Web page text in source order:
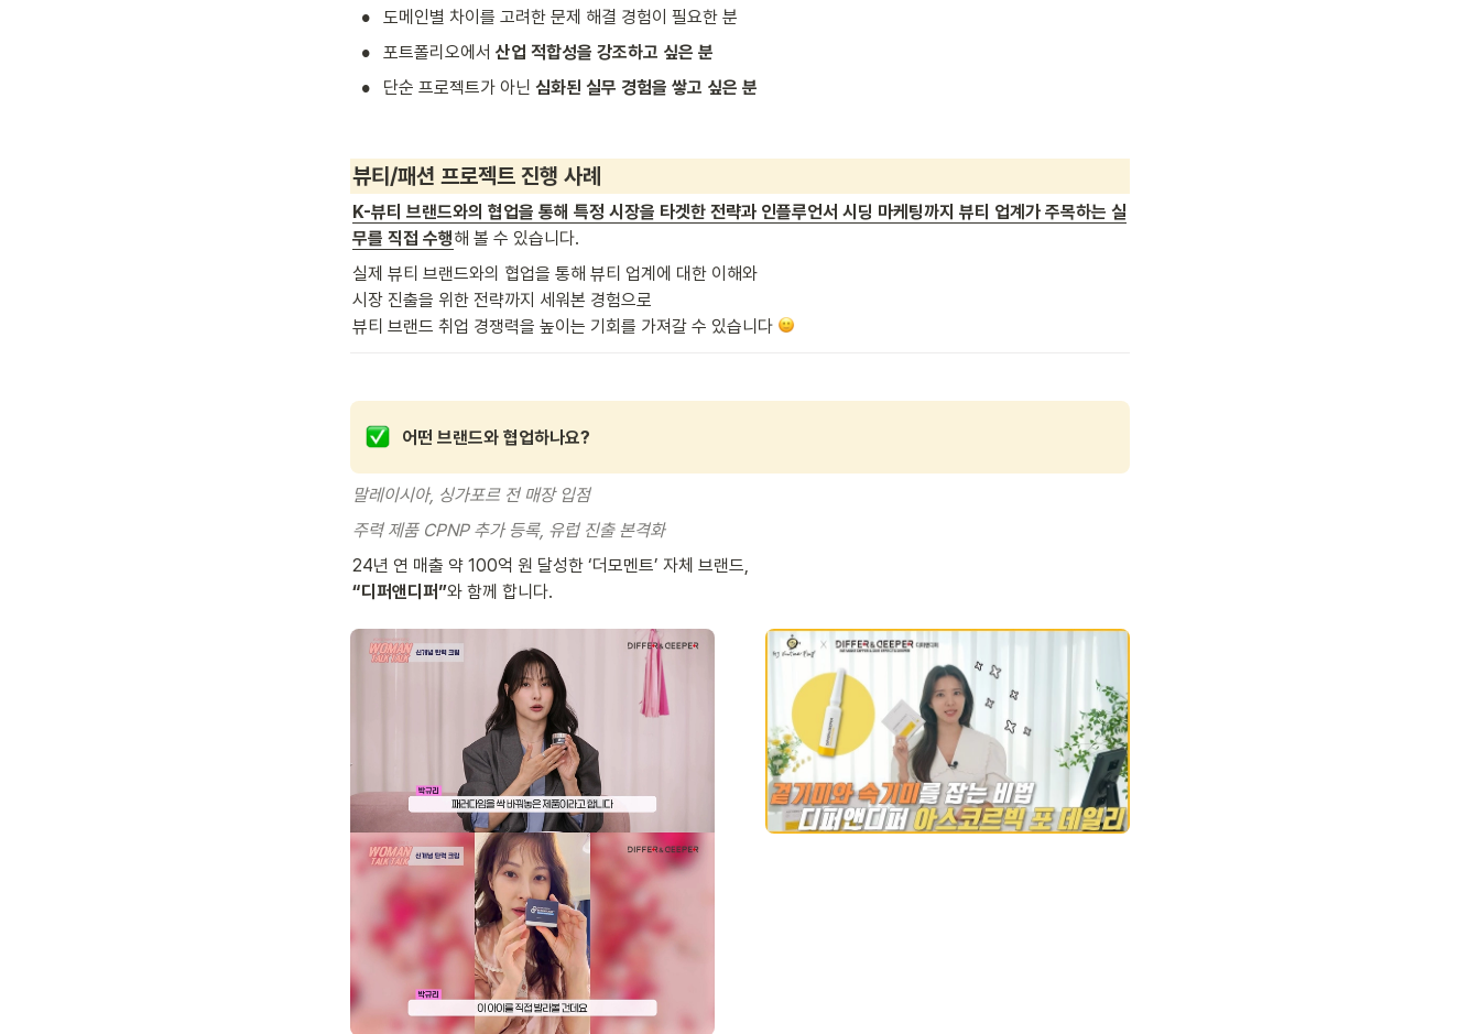
• 도메인별 차이를 고려한 문제 해결 경험이 필요한 분
• 포트폴리오에서 산업 적합성을 강조하고 싶은 분
• 단순 프로젝트가 아닌 심화된 실무 경험을 쌓고 싶은 분
뷰티/패션 프로젝트 진행 사례
K-뷰티 브랜드와의 협업을 통해 특정 시장을 타겟한 전략과 인플루언서 시딩 마케팅까지 뷰티 업계가 주목하는 실
무를 직접 수행해 볼 수 있습니다.
실제 뷰티 브랜드와의 협업을 통해 뷰티 업계에 대한 이해와
시장 진출을 위한 전략까지 세워본 경험으로
뷰티 브랜드 취업 경쟁력을 높이는 기회를 가져갈 수 있습니다
어떤 브랜드와 협업하나요?
말레이시아, 싱가포르 전 매장 입점
주력 제품 CPNP 추가 등록, 유럽 진출 본격화
“디퍼앤디퍼”와 함께 합니다.